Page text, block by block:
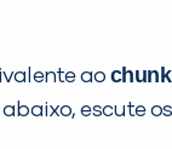
aochunk
escute